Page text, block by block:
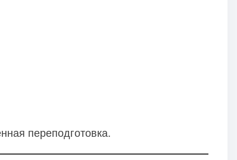
переподготовка.